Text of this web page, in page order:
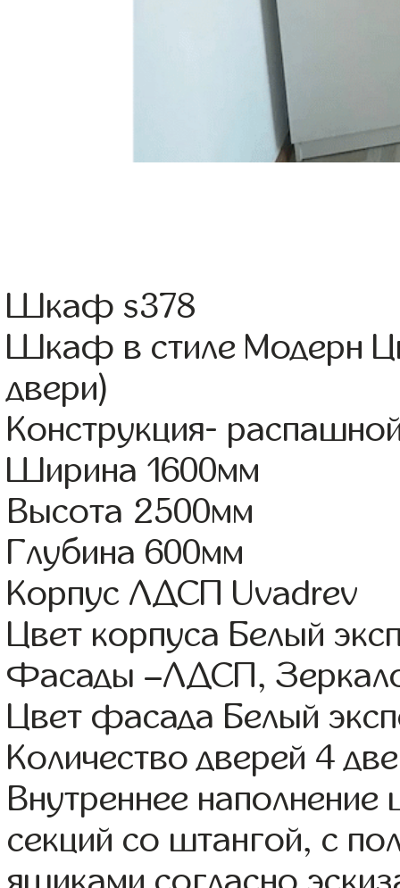
Шкаф s378
Шкаф в стиле Модерн
двери)
Конструкция-
Ширина 1600мм
Высота 2500мм
Глубина 600мм
Корпус ЛДСП Uvadrev
Цвет корпуса Белый
Фасады –ЛДСП,
Цвет фасада Белый
Количество дверей 4
Внутреннее
секций со штангой, с